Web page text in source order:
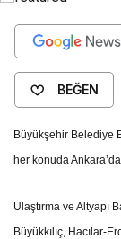
BEĞEN
Büyükşehir Belediye
her konuda
Ulaştırma ve Altyapı
Büyükkılıç, Hacılar-